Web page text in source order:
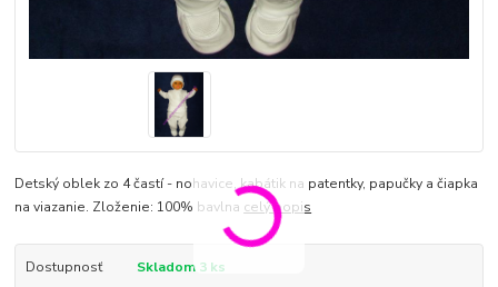
Detský oblek zo 4 častí - nohavice, kabátik na patentky, papučky a čiapka
na viazanie. Zloženie: 100% bavlna celý popis
Dostupnosť
Skladom 3 ks